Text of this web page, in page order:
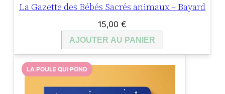
La Gazette des Bébés Sacrés animaux – Bayard
15,00 €
AJOUTER AU PANIER
LA POULE QUI POND